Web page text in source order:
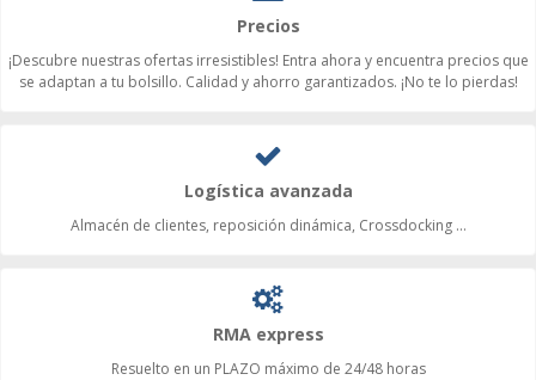
Precios
¡Descubre nuestras ofertas irresistibles! Entra ahora y encuentra precios que
se adaptan a tu bolsillo. Calidad y ahorro garantizados. ¡No te lo pierdas!
Logística avanzada
Almacén de clientes, reposición dinámica, Crossdocking ...
RMA express
Resuelto en un PLAZO máximo de 24/48 horas